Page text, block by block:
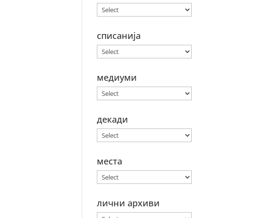
списанија
медиуми
декади
места
лични архиви